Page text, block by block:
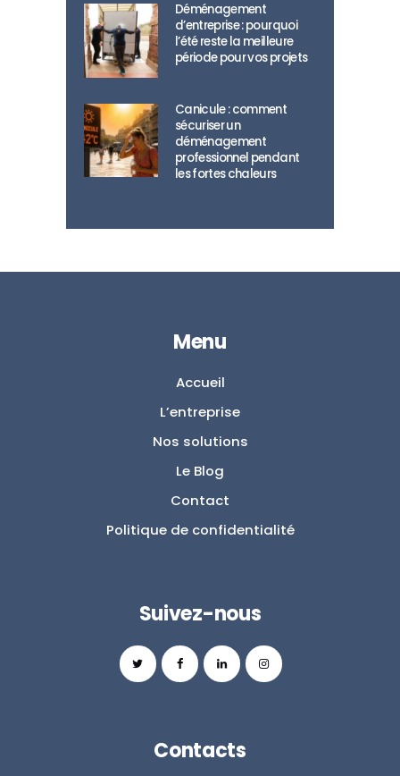
Déménagement
d’entreprise : pourquoi
l’été reste la meilleure
période pour vos projets
Canicule : comment
sécuriser un
déménagement
professionnel pendant
les fortes chaleurs
Menu
Accueil
L’entreprise
Nos solutions
Le Blog
Contact
Politique de confidentialité
Suivez-nous
Contacts